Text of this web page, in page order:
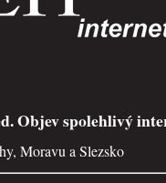
Objev spolehlivý
Moravu a Slezsko